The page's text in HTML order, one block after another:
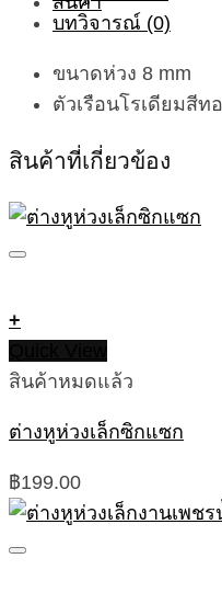
บทวิจารณ์ (0)
ขนาดห่วง 8 mm
ตัวเรือนโรเดียมสีท
สินค้าที่เกี่ยวข้อง
+
สินค้าหมดแล้ว
ต่างหูห่วงเล็กซิกแซก
฿199.00